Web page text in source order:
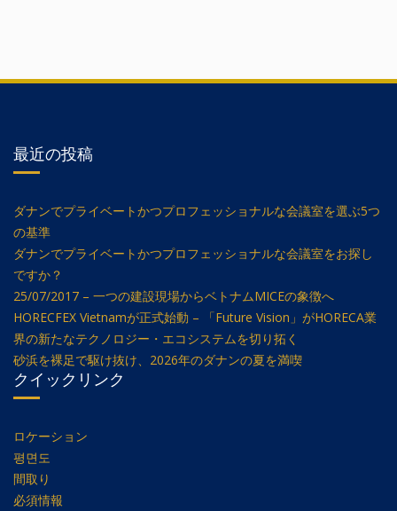
最近の投稿
ダナンでプライベートかつプロフェッショナルな会議室を選ぶ5つ
の基準
ダナンでプライベートかつプロフェッショナルな会議室をお探し
ですか？
25/07/2017 – 一つの建設現場からベトナムMICEの象徴へ
HORECFEX Vietnamが正式始動 – 「Future Vision」がHORECA業
界の新たなテクノロジー・エコシステムを切り拓く
砂浜を裸足で駆け抜け、2026年のダナンの夏を満喫
クイックリンク
ロケーション
평면도
間取り
必須情報